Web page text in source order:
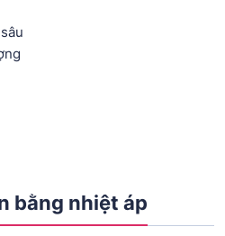
bằng nhiệt áp